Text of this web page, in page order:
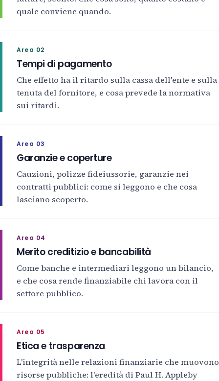
quale conviene quando.
Area 02
Tempi di pagamento
Che effetto ha il ritardo sulla cassa dell'ente e sulla
tenuta del fornitore, e cosa prevede la normativa
sui ritardi.
Area 03
Garanzie e coperture
Cauzioni, polizze fideiussorie, garanzie nei
contratti pubblici: come si leggono e che cosa
lasciano scoperto.
Area 04
Merito creditizio e bancabilità
Come banche e intermediari leggono un bilancio,
e che cosa rende finanziabile chi lavora con il
settore pubblico.
Area 05
Etica e trasparenza
L'integrità nelle relazioni finanziarie che muovono
risorse pubbliche: l'eredità di Paul H. Appleby